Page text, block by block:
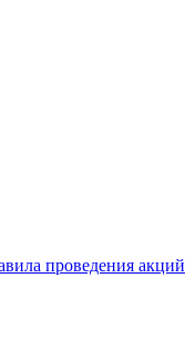
проведения акций